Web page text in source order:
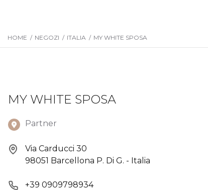
HOME / NEGOZI / ITALIA / MY WHITE SPOSA
MY WHITE SPOSA
Partner
Via Carducci 30
98051 Barcellona P. Di G. - Italia
+39 0909798934